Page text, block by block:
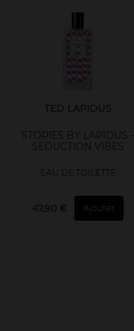
TED LAPIDUS
STORIES BY LAPIDUS -
SEDUCTION VIBES
EAU DE TOILETTE
47,90 € Ajouter